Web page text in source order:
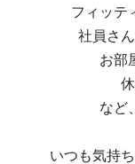
フィッテ
社員さ
お部
など
いつも気持